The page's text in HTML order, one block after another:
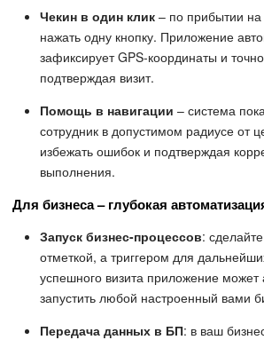
Чекин в один клик – по прибытии на
нажать одну кнопку. Приложение
зафиксирует GPS-координаты и
подтверждая визит.
Помощь в навигации – система
сотрудник в допустимом радиусе от
избежать ошибок и подтверждая
выполнения.
Для бизнеса – глубокая
Запуск бизнес-процессов:
отметкой, а триггером для
успешного визита приложение может
запустить любой настроенный вами
Передача данных в БП: в ваш